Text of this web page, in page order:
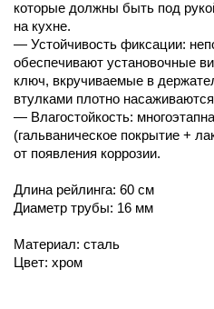
которые должны быть под
на кухне.
— Устойчивость фиксации:
обеспечивают установочные
ключ, вкручиваемые в
втулками плотно
— Влагостойкость:
(гальваническое покрытие +
от появления коррозии.
Длина рейлинга: 60 см
Диаметр трубы: 16 мм
Материал: сталь
Цвет: хром